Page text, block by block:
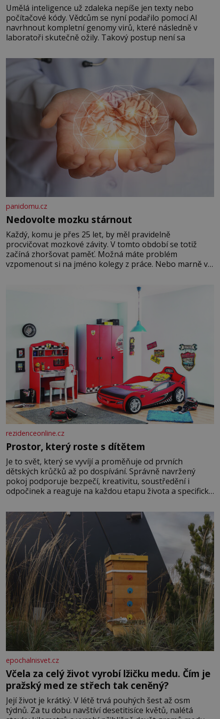
Umělá inteligence už zdaleka nepíše jen texty nebo
počítačové kódy. Vědcům se nyní podařilo pomocí AI
navrhnout kompletní genomy virů, které následně v
laboratoři skutečně ožily. Takový postup není sa
panidomu.cz
Nedovolte mozku stárnout
Každý, komu je přes 25 let, by měl pravidelně
procvičovat mozkové závity. V tomto období se totiž
začíná zhoršovat paměť. Možná máte problém
vzpomenout si na jméno kolegy z práce. Nebo marně v
Je to opravdu tak, s věkem jako kdyby se paměť
rezidenceonline.cz
Prostor, který roste s dítětem
Je to svět, který se vyvíjí a proměňuje od prvních
dětských krůčků až po dospívání. Správně navržený
pokoj podporuje bezpečí, kreativitu, soustředění i
odpočinek a reaguje na každou etapu života a specifické
měkkost a bezpečí, proto by pokoj miminka měl působit
především klidně a útulně. Předškolní věk je
epochalnisvet.cz
Včela za celý život vyrobí lžičku medu. Čím je
pražský med ze střech tak ceněný?
Její život je krátký. V létě trvá pouhých šest až osm
týdnů. Za tu dobu navštíví desetitisíce květů, nalétá